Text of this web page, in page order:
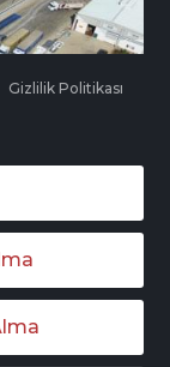
Gizlilik Politikası